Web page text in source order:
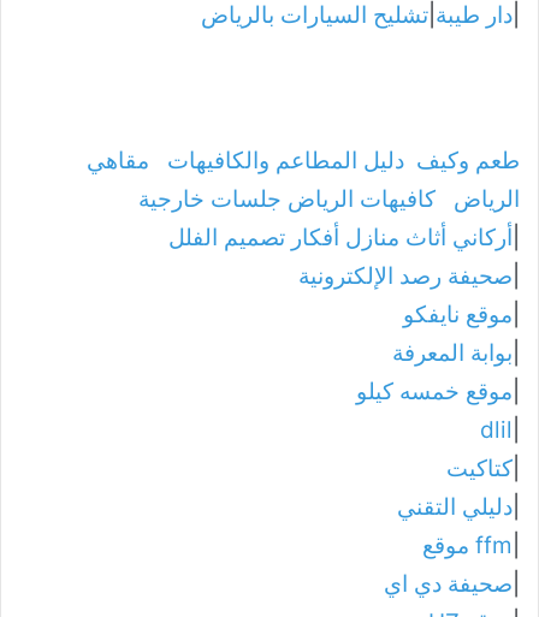
دار طيبة تشليح السيارات بالرياض
طعم وكيف دليل المطاعم والكافيهات
مقاهي
الرياض
كافيهات الرياض جلسات خارجية
أركاني أثاث منازل أفكار تصميم الفلل
صحيفة رصد الإلكترونية
موقع نايفكو
بوابة المعرفة
موقع خمسه كيلو
dlil
كتاكيت
دليلي التقني
ffm موقع
صحيفة دي اي